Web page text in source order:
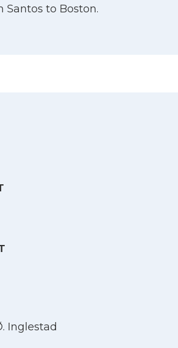
Santos to Boston.
Inglestad